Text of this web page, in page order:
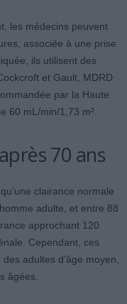
les médecins peuvent
associée à une prise
ils utilisent des
et Gault, MDRD
par la Haute
60 mL/min/1,73 m².
70 ans
clairance normale
adulte, et entre 88
approchant 120
Cependant, ces
adultes d’âge moyen,
âgées.